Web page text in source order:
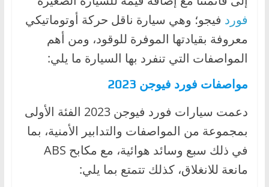
فورد فيجو؛ وهي سيارة ناقل حركة أوتوماتيكي
معروفة بقيادتها الموفرة للوقود، ومن أهم
المواصفات التي تنفرد بها السيارة ما يلي:
مواصفات فورد فيوجن 2023
دعمت سيارات فورد فيوجن 2023 الفئة الأولى
بمجموعة من المواصفات والتدابير الأمنية، بما
في ذلك سبع وسائد هوائية، مع مكابح ABS
مانعة للانغلاق، كذلك تتمتع بما يلي: